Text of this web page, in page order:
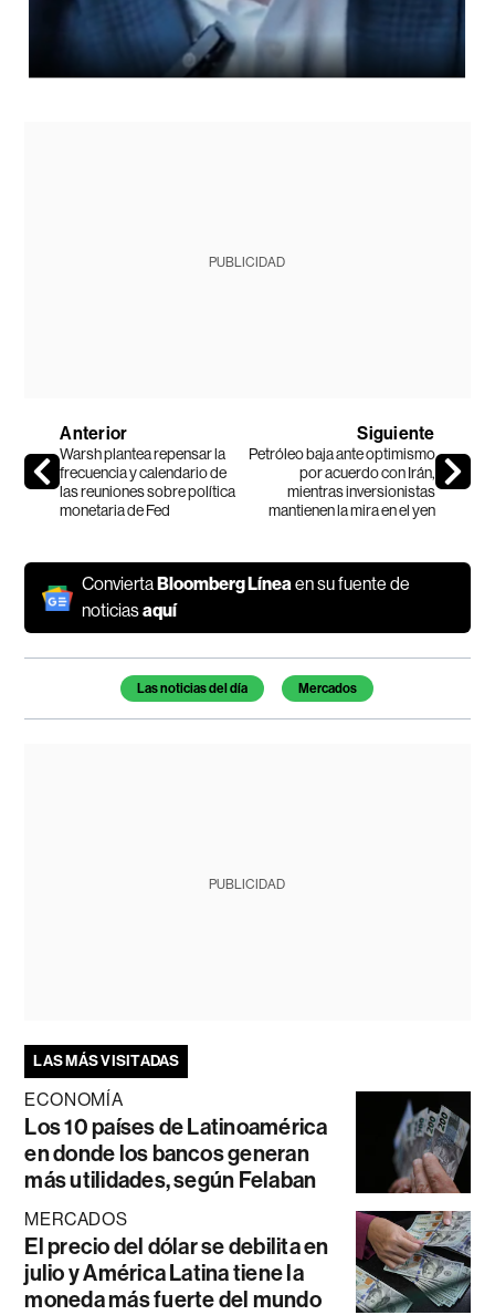
PUBLICIDAD
Anterior
Warsh plantea repensar la
frecuencia y calendario de
las reuniones sobre política
monetaria de Fed
Siguiente
Petróleo baja ante optimismo
por acuerdo con Irán,
mientras inversionistas
mantienen la mira en el yen
Convierta Bloomberg Líneaen su fuente de
noticiasaquí
Temas de este artículo
Las noticias del día Mercados
PUBLICIDAD
LAS MÁS VISITADAS
ECONOMÍA
Los 10 países de Latinoamérica
en donde los bancos generan
más utilidades, según Felaban
MERCADOS
El precio del dólar se debilita en
julio y América Latina tiene la
moneda más fuerte del mundo